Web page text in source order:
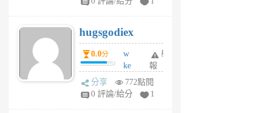
6
個
月
前
hugsgodiex
0.0分
w
ke
rv
pj
舉
報
分享
772點閱
0 評論/給分
1